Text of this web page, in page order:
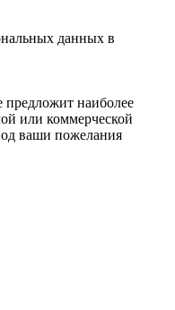
данных в
предложит наиболее
или коммерческой
ваши пожелания